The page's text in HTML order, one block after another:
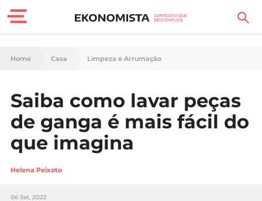
Finanças Pessoais
Carreira
Casa
Lifestyle
Sociedade
Home Casa Limpeza e Arrumação
Saiba como lavar peças
de ganga é mais fácil do
que imagina
Helena Peixoto
06 Set, 2022